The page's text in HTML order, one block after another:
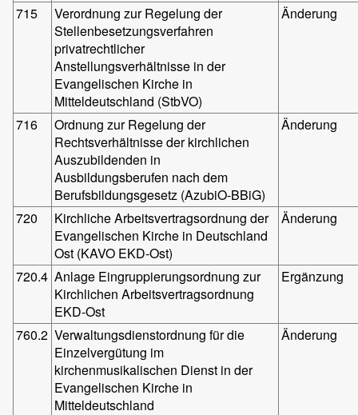
715
Verordnung zur Regelung der
Stellenbesetzungsverfahren
privatrechtlicher
Anstellungsverhältnisse in der
Evangelischen Kirche in
Mitteldeutschland (StbVO)
Änderung
716
Ordnung zur Regelung der
Rechtsverhältnisse der kirchlichen
Auszubildenden in
Ausbildungsberufen nach dem
Berufsbildungsgesetz (AzubiO-BBiG)
Änderung
720
Kirchliche Arbeitsvertragsordnung der
Evangelischen Kirche in Deutschland
Ost (KAVO EKD-Ost)
Änderung
720.4 Anlage Eingruppierungsordnung zur
Kirchlichen Arbeitsvertragsordnung
EKD-Ost
Ergänzung
760.2 Verwaltungsdienstordnung für die
Einzelvergütung im
kirchenmusikalischen Dienst in der
Evangelischen Kirche in
Mitteldeutschland
Änderung